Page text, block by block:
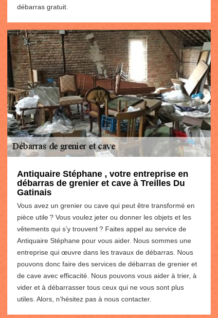
débarras gratuit.
Antiquaire Stéphane , votre entreprise en
débarras de grenier et cave à Treilles Du
Gatinais
Vous avez un grenier ou cave qui peut être transformé en
pièce utile ? Vous voulez jeter ou donner les objets et les
vêtements qui s’y trouvent ? Faites appel au service de
Antiquaire Stéphane pour vous aider. Nous sommes une
entreprise qui œuvre dans les travaux de débarras. Nous
pouvons donc faire des services de débarras de grenier et
de cave avec efficacité. Nous pouvons vous aider à trier, à
vider et à débarrasser tous ceux qui ne vous sont plus
utiles. Alors, n’hésitez pas à nous contacter.